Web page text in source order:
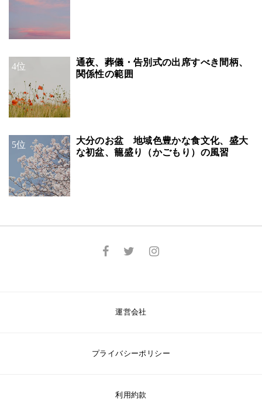
4位
通夜、葬儀・告別式の出席すべき間柄、
関係性の範囲
5位
大分のお盆 地域色豊かな食文化、盛大
な初盆、籠盛り（かごもり）の風習
運営会社
プライバシーポリシー
利用約款